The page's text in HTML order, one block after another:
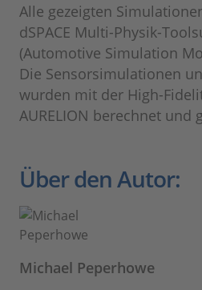
Alle gezeigten
dSPACE Multi-Physik-
(Automotive Simulation
Die Sensorsimulationen
wurden mit der High-
AURELION berechnet und
Über den Autor:
Michael Peperhowe